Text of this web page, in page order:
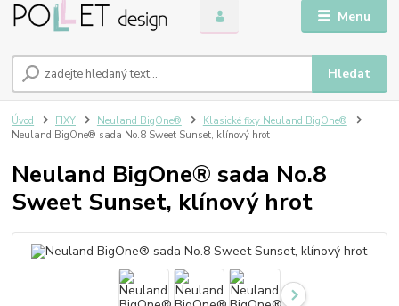
Menu
Hledat
Úvod FIXY Neuland BigOne®
Klasické fixy Neuland BigOne®
Neuland BigOne® sada No.8 Sweet Sunset, klínový hrot
Neuland BigOne® sada No.8
Sweet Sunset, klínový hrot